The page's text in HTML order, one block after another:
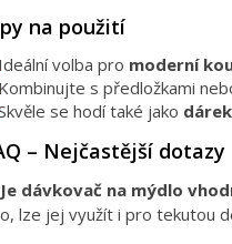
na použití
Ideální volba pro moderní
Kombinujte s předložkami
se hodí také jako
– Nejčastější dotazy
dávkovač na mýdlo
lze jej využít i pro tekutou